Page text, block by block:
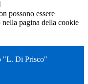
possono essere
pagina della cookie
"L. Di Prisco"